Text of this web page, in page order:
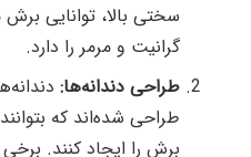
سختی بالا، توانایی
گرانیت و مرمر را دارد.
طراحی دندانه‌ها:
طراحی شده‌اند که
برش را ایجاد کنند. برخی